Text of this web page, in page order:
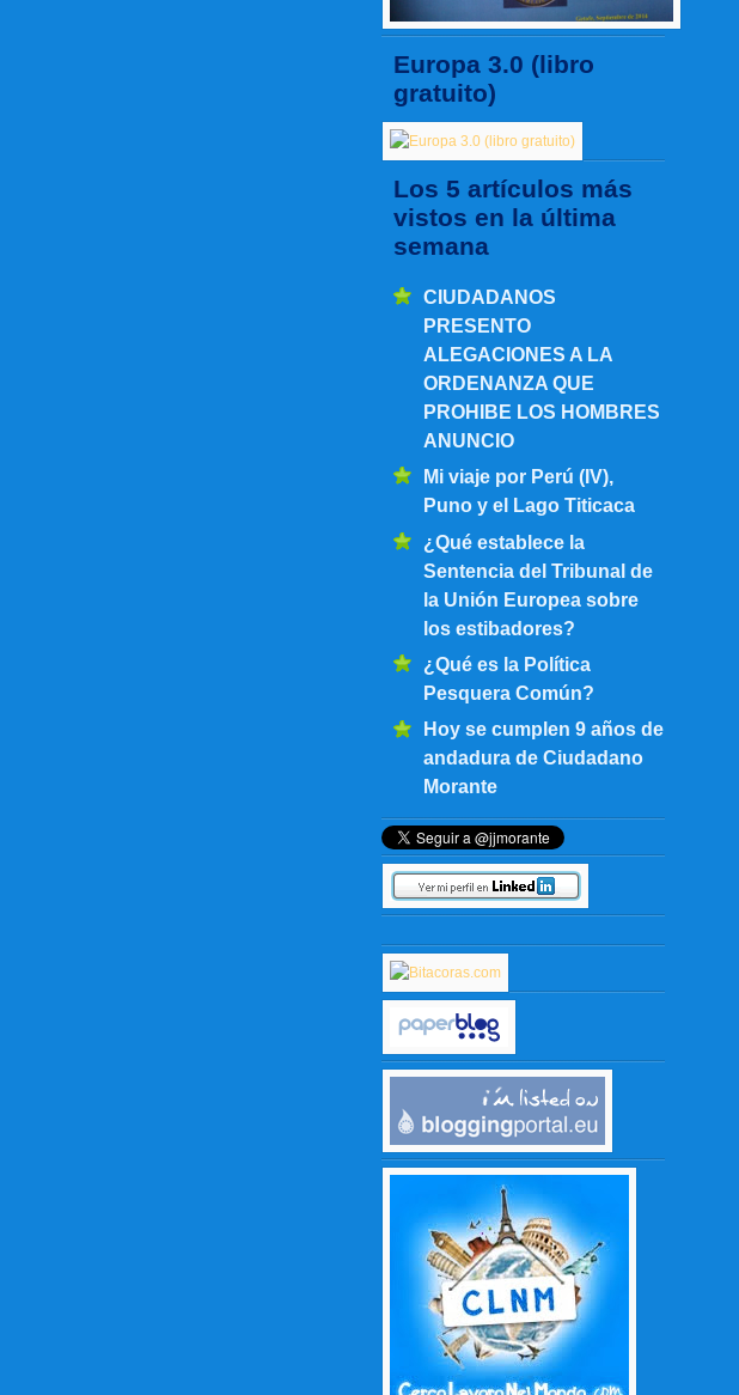
Europa 3.0 (libro
gratuito)
Los 5 artículos más
vistos en la última
semana
CIUDADANOS
PRESENTO
ALEGACIONES A LA
ORDENANZA QUE
PROHIBE LOS HOMBRES
ANUNCIO
Mi viaje por Perú (IV),
Puno y el Lago Titicaca
¿Qué establece la
Sentencia del Tribunal de
la Unión Europea sobre
los estibadores?
¿Qué es la Política
Pesquera Común?
Hoy se cumplen 9 años de
andadura de Ciudadano
Morante